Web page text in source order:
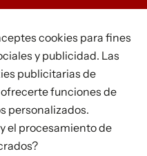
cookies para fines
y publicidad. Las
publicitarias de
funciones de
personalizados.
el procesamiento de